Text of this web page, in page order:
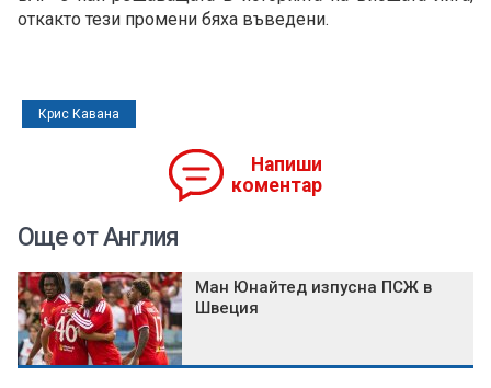
откакто тези промени бяха въведени.
Крис Кавана
Напиши
коментар
Още от Англия
Ман Юнайтед изпусна ПСЖ в
Швеция